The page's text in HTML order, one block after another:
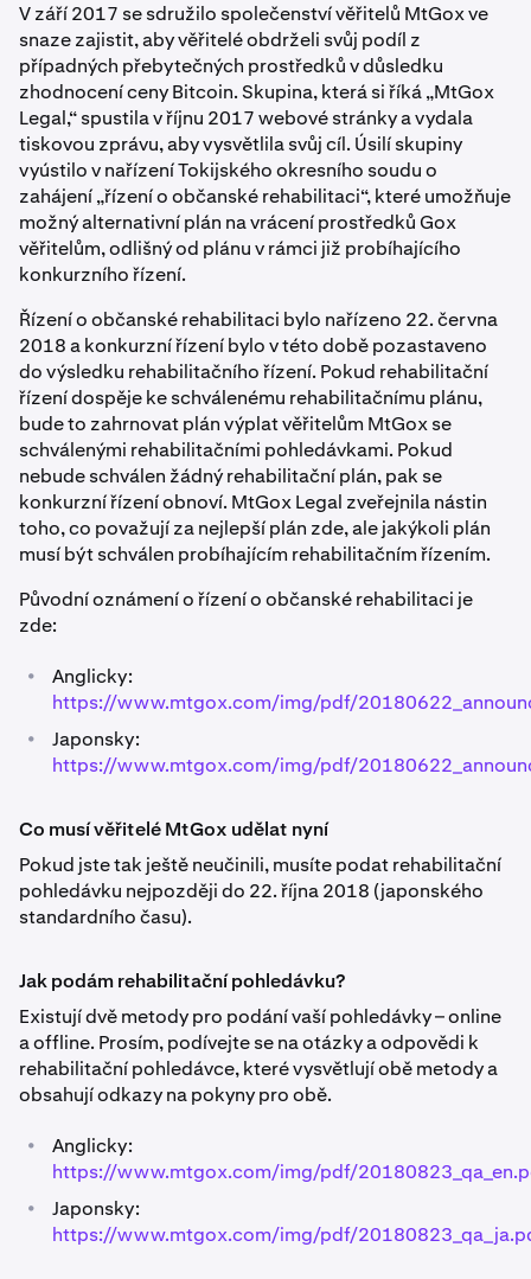
V září 2017 se sdružilo společenství věřitelů MtGox ve
snaze zajistit, aby věřitelé obdrželi svůj podíl z
případných přebytečných prostředků v důsledku
zhodnocení ceny Bitcoin. Skupina, která si říká „MtGox
Legal,“ spustila v říjnu 2017 webové stránky a vydala
tiskovou zprávu, aby vysvětlila svůj cíl. Úsilí skupiny
vyústilo v nařízení Tokijského okresního soudu o
zahájení „řízení o občanské rehabilitaci“, které umožňuje
možný alternativní plán na vrácení prostředků Gox
věřitelům, odlišný od plánu v rámci již probíhajícího
konkurzního řízení.
Řízení o občanské rehabilitaci bylo nařízeno 22. června
2018 a konkurzní řízení bylo v této době pozastaveno
do výsledku rehabilitačního řízení. Pokud rehabilitační
řízení dospěje ke schválenému rehabilitačnímu plánu,
bude to zahrnovat plán výplat věřitelům MtGox se
schválenými rehabilitačními pohledávkami. Pokud
nebude schválen žádný rehabilitační plán, pak se
konkurzní řízení obnoví. MtGox Legal zveřejnila nástin
toho, co považují za nejlepší plán zde, ale jakýkoli plán
musí být schválen probíhajícím rehabilitačním řízením.
Původní oznámení o řízení o občanské rehabilitaci je
zde:
•
Anglicky:
https://www.mtgox.com/img/pdf/
•
Japonsky:
https://www.mtgox.com/img/pdf/
Co musí věřitelé MtGox udělat nyní
Pokud jste tak ještě neučinili, musíte podat rehabilitační
pohledávku nejpozději do 22. října 2018 (japonského
standardního času).
Jak podám rehabilitační pohledávku?
Existují dvě metody pro podání vaší pohledávky – online
a offline. Prosím, podívejte se na otázky a odpovědi k
rehabilitační pohledávce, které vysvětlují obě metody a
obsahují odkazy na pokyny pro obě.
•
Anglicky:
https://www.mtgox.com/img/pdf/
•
Japonsky:
https://www.mtgox.com/img/pdf/